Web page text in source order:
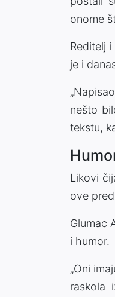
onome
Reditelj
je i
nešto
tekstu,
Likovi
ove
Glumac
i humor.
„Oni
raskola